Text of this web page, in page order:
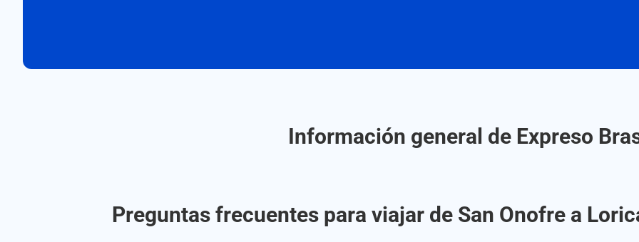
Información general de Expreso
Preguntas frecuentes para viajar de San Onofre a